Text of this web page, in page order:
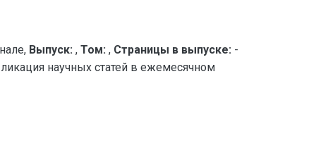
Выпуск: , Том: , Страницы в выпуске: -
научных статей в ежемесячном